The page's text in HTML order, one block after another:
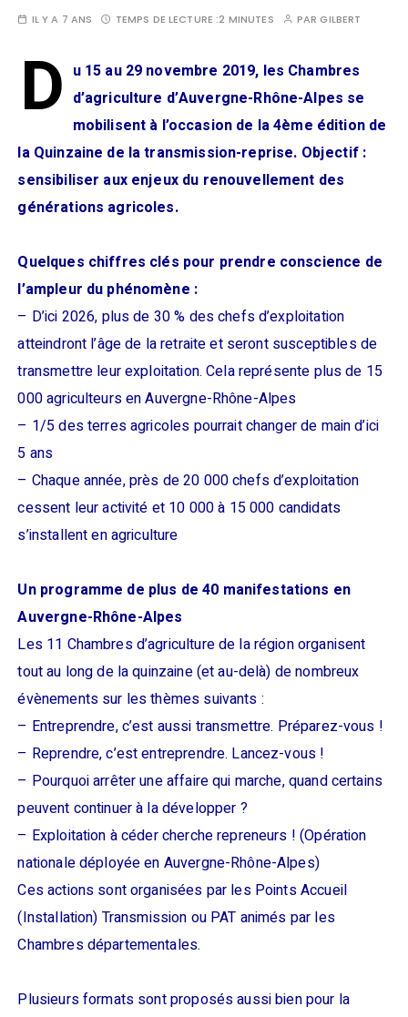
IL Y A 7 ANS TEMPS DE LECTURE :2 MINUTES PARGILBERT
D u 15 au 29 novembre 2019, les Chambres
d’agriculture d’Auvergne-Rhône-Alpes se
mobilisent à l’occasion de la 4ème édition de
la Quinzaine de la transmission-reprise. Objectif :
sensibiliser aux enjeux du renouvellement des
générations agricoles.
Quelques chiffres clés pour prendre conscience de
l’ampleur du phénomène :
– D’ici 2026, plus de 30 % des chefs d’exploitation
atteindront l’âge de la retraite et seront susceptibles de
transmettre leur exploitation. Cela représente plus de 15
000 agriculteurs en Auvergne-Rhône-Alpes
– 1/5 des terres agricoles pourrait changer de main d’ici
5 ans
– Chaque année, près de 20 000 chefs d’exploitation
cessent leur activité et 10 000 à 15 000 candidats
s’installent en agriculture
Un programme de plus de 40 manifestations en
Auvergne-Rhône-Alpes
Les 11 Chambres d’agriculture de la région organisent
tout au long de la quinzaine (et au-delà) de nombreux
évènements sur les thèmes suivants :
– Entreprendre, c’est aussi transmettre. Préparez-vous !
– Reprendre, c’est entreprendre. Lancez-vous !
– Pourquoi arrêter une affaire qui marche, quand certains
peuvent continuer à la développer ?
– Exploitation à céder cherche repreneurs ! (Opération
nationale déployée en Auvergne-Rhône-Alpes)
Ces actions sont organisées par les Points Accueil
(Installation) Transmission ou PAT animés par les
Chambres départementales.
Plusieurs formats sont proposés aussi bien pour la